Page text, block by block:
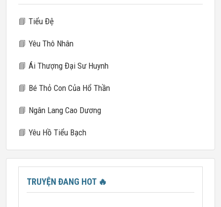
📘 Tiểu Đệ
📘 Yêu Thô Nhân
📘 Ái Thượng Đại Sư Huynh
📘 Bé Thỏ Con Của Hổ Thần
📘 Ngân Lang Cao Dương
📘 Yêu Hồ Tiểu Bạch
TRUYỆN ĐANG HOT 🔥